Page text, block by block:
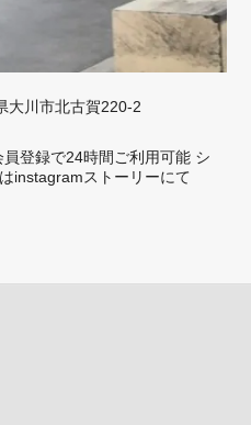
大川市北古賀220-2
員登録で24時間ご利用可能 シ
instagramストーリーにて